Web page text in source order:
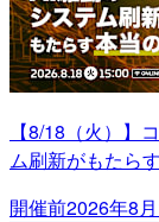
【8/18（火）】
ム刷新がもたら
開催前2026年8